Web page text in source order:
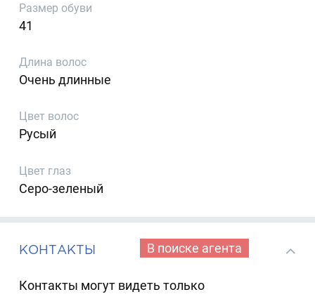
Размер обуви
41
Длина волос
Очень длинные
Цвет волос
Русый
Цвет глаз
Серо-зеленый
КОНТАКТЫ В поиске агента
Контакты могут видеть только